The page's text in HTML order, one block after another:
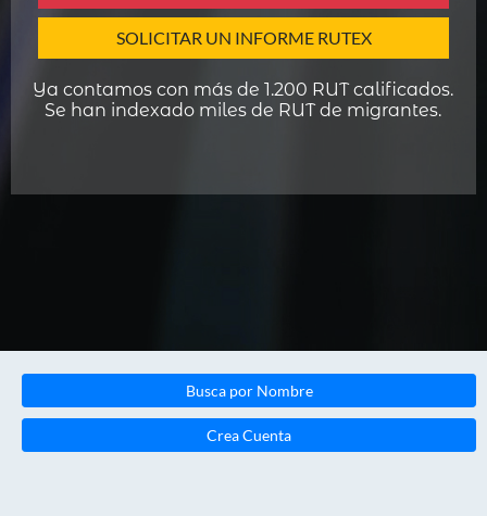
SOLICITAR UN INFORME RUTEX
Ya contamos con más de 1.200 RUT calificados.
Se han indexado miles de RUT de migrantes.
Busca por Nombre
Crea Cuenta